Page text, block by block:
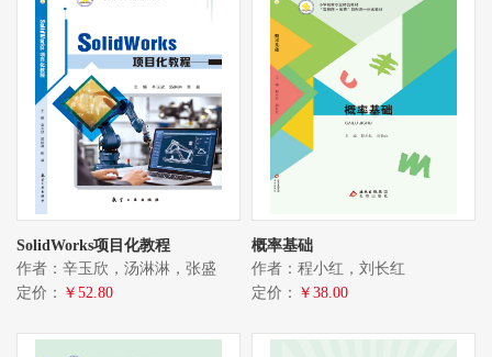
SolidWorks项目化教程
作者：辛玉欣，汤淋淋，张盛
定价： ￥52.80
概率基础
作者：程小红，刘长红
定价： ￥38.00